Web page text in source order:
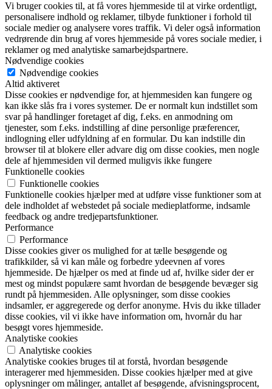
Vi bruger cookies til, at få vores hjemmeside til at virke ordentligt,
personalisere indhold og reklamer, tilbyde funktioner i forhold til
sociale medier og analysere vores traffik. Vi deler også information
vedrørende din brug af vores hjemmeside på vores sociale medier, i
reklamer og med analytiske samarbejdspartnere.
Nødvendige cookies
Nødvendige cookies
Altid aktiveret
Disse cookies er nødvendige for, at hjemmesiden kan fungere og
kan ikke slås fra i vores systemer. De er normalt kun indstillet som
svar på handlinger foretaget af dig, f.eks. en anmodning om
tjenester, som f.eks. indstilling af dine personlige præferencer,
indlogning eller udfyldning af en formular. Du kan indstille din
browser til at blokere eller advare dig om disse cookies, men nogle
dele af hjemmesiden vil dermed muligvis ikke fungere
Funktionelle cookies
Funktionelle cookies
Funktionelle cookies hjælper med at udføre visse funktioner som at
dele indholdet af webstedet på sociale medieplatforme, indsamle
feedback og andre tredjepartsfunktioner.
Performance
Performance
Disse cookies giver os mulighed for at tælle besøgende og
trafikkilder, så vi kan måle og forbedre ydeevnen af vores
hjemmeside. De hjælper os med at finde ud af, hvilke sider der er
mest og mindst populære samt hvordan de besøgende bevæger sig
rundt på hjemmesiden. Alle oplysninger, som disse cookies
indsamler, er aggregerede og derfor anonyme. Hvis du ikke tillader
disse cookies, vil vi ikke have information om, hvornår du har
besøgt vores hjemmeside.
Analytiske cookies
Analytiske cookies
Analytiske cookies bruges til at forstå, hvordan besøgende
interagerer med hjemmesiden. Disse cookies hjælper med at give
oplysninger om målinger, antallet af besøgende, afvisningsprocent,